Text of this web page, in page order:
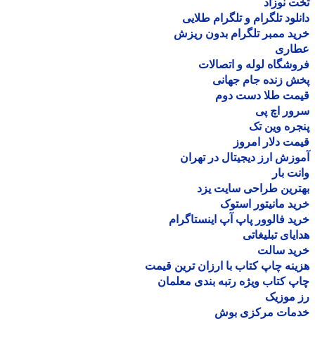
نوزاد
تلگرام و تلگرام طلایی
ممبر تلگرام بدون ریزش
لوله و اتصالات
زنده جام جهانی
طلا دست دوم
اچ پی
وین تک
دلار امروز
ارز دیجیتال در تهران
بار
طراحی سایت یزد
مانیتور استوک
فالوور پاپ آپ اینستاگرام
تبلیغاتی
سالت
چاپ کتاب با ارزان ترین قیمت
کتاب ویژه رتبه بندی معلمان
موزیک
مرکزی بوش